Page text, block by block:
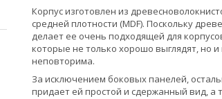
Корпус изготовлен из
средней плотности (MDF). Поскольку
делает ее очень подходящей для
которые не только хорошо выглядят, но
неповторима.
За исключением боковых панелей,
придает ей простой и сдержанный вид, а